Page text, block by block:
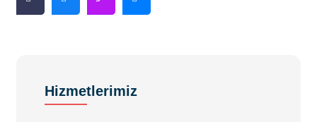
Hizmetlerimiz